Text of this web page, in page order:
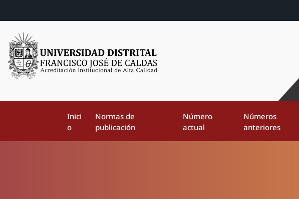
Inici
o
Normas de
publicación
Número
actual
Números
anteriores